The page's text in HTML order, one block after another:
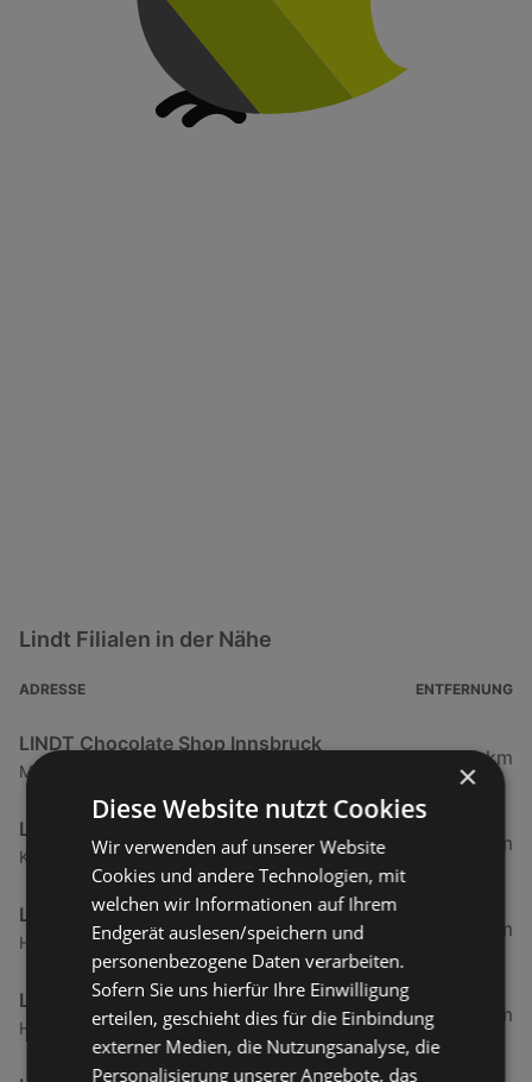
Lindt Filialen in der Nähe
ADRESSE ENTFERNUNG
LINDT Chocolate Shop Innsbruck
Maria-Theresien-Straße 29, 6020 Innsbruck
137,29 km
LINDT Chocolate Shop Salzburg
Kasernenstraße 1, 5073 Wals-Himmelreich
256,74 km
LINDT Chocolate Shop Gloggnitz
Hofbauerstraße 1, 2640 Gloggnitz
477,26 km
LINDT Chocolate Shop Schönbrunn
Hietzinger Hauptstraße 1a, 1130 Wien
506,66 km
×
Diese Website nutzt Cookies
Wir verwenden auf unserer Website
Cookies und andere Technologien, mit
welchen wir Informationen auf Ihrem
Endgerät auslesen/speichern und
personenbezogene Daten verarbeiten.
Sofern Sie uns hierfür Ihre Einwilligung
erteilen, geschieht dies für die Einbindung
externer Medien, die Nutzungsanalyse, die
Personalisierung unserer Angebote, das